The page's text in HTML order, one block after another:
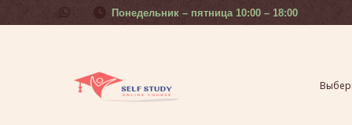
Понедельник – пятница 10:00 – 18:00
Выберите свой урок Курсы